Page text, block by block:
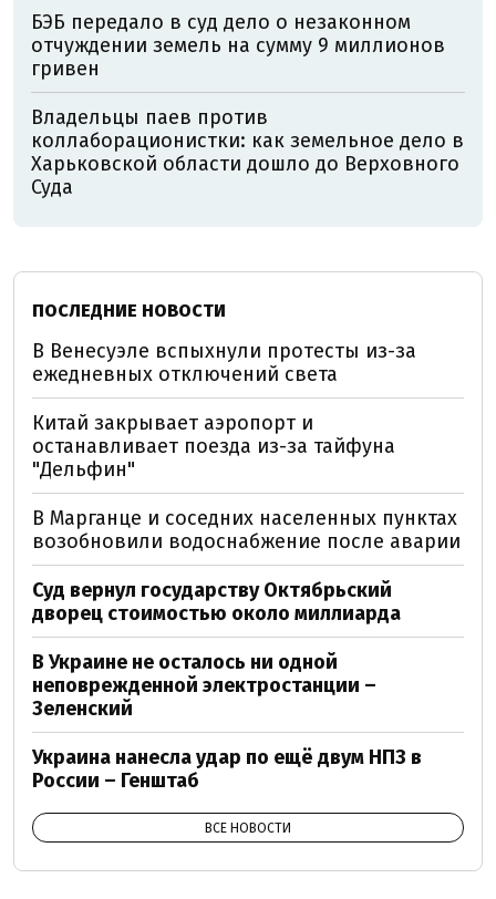
БЭБ передало в суд дело о незаконном
отчуждении земель на сумму 9 миллионов
гривен
Владельцы паев против
коллаборационистки: как земельное дело в
Харьковской области дошло до Верховного
Суда
ПОСЛЕДНИЕ НОВОСТИ
В Венесуэле вспыхнули протесты из-за
ежедневных отключений света
Китай закрывает аэропорт и
останавливает поезда из-за тайфуна
"Дельфин"
В Марганце и соседних населенных пунктах
возобновили водоснабжение после аварии
Суд вернул государству Октябрьский
дворец стоимостью около миллиарда
В Украине не осталось ни одной
неповрежденной электростанции –
Зеленский
Украина нанесла удар по ещё двум НПЗ в
России – Генштаб
ВСЕ НОВОСТИ